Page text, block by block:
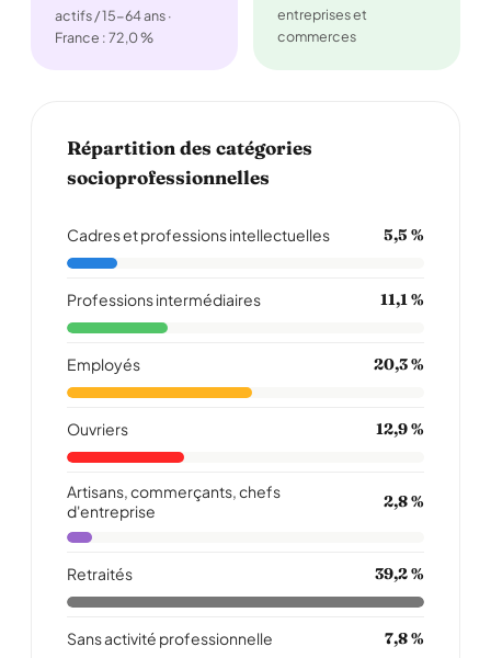
actifs / 15-64 ans ·
France : 72,0 %
entreprises et
commerces
Répartition des catégories
socioprofessionnelles
Cadres et professions intellectuelles 5,5 %
Professions intermédiaires 11,1 %
Employés 20,3 %
Ouvriers 12,9 %
Artisans, commerçants, chefs
d'entreprise
2,8 %
Retraités 39,2 %
Sans activité professionnelle 7,8 %